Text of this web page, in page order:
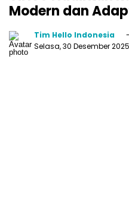
Modern dan
Tim Hello Indonesia
Selasa, 30 Desember 2025